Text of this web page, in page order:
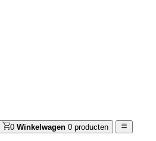
0 Winkelwagen 0 producten